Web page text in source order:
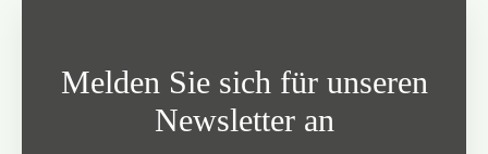
Melden Sie sich für unseren
Newsletter an